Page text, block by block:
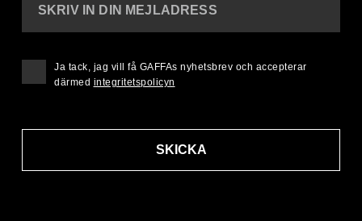
SKRIV IN DIN MEJLADRESS
SKICKA
Ja tack, jag vill få GAFFAs nyhetsbrev och accepterar
därmed integritetspolicyn